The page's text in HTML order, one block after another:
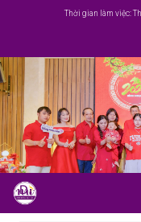
Thời gian làm việc: